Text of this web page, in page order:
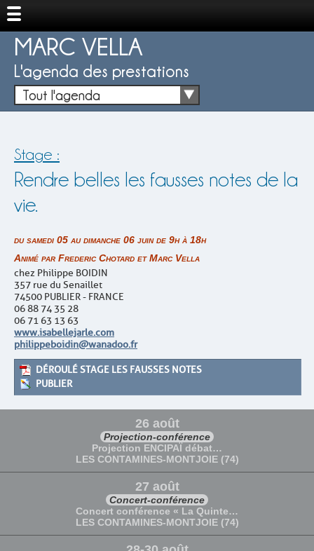
MARC VELLA
L'agenda des prestations
Tout l'agenda
Stage :
Rendre belles les fausses notes de la
vie.
du samedi 05 au dimanche 06 juin de 9h à 18h
Animé par Frederic Chotard et Marc Vella
chez Philippe BOIDIN
357 rue du Senaillet
74500 PUBLIER - FRANCE
06 88 74 35 28
06 71 63 13 63
www.isabellejarle.com
philippeboidin@wanadoo.fr
DÉROULÉ STAGE LES FAUSSES NOTES
PUBLIER
26 août
Projection-conférence
Projection ENCIPAÏ débat…
LES CONTAMINES-MONTJOIE (74)
27 août
Concert-conférence
Concert conférence « La Quinte…
LES CONTAMINES-MONTJOIE (74)